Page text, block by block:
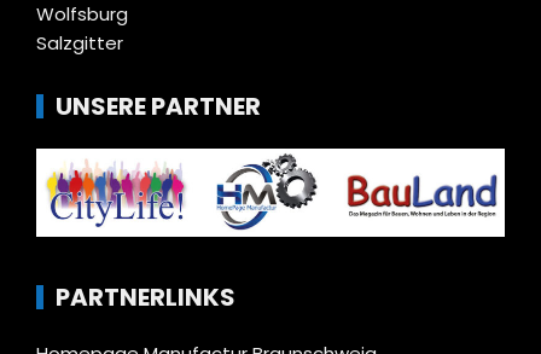
Wolfsburg
Salzgitter
UNSERE PARTNER
PARTNERLINKS